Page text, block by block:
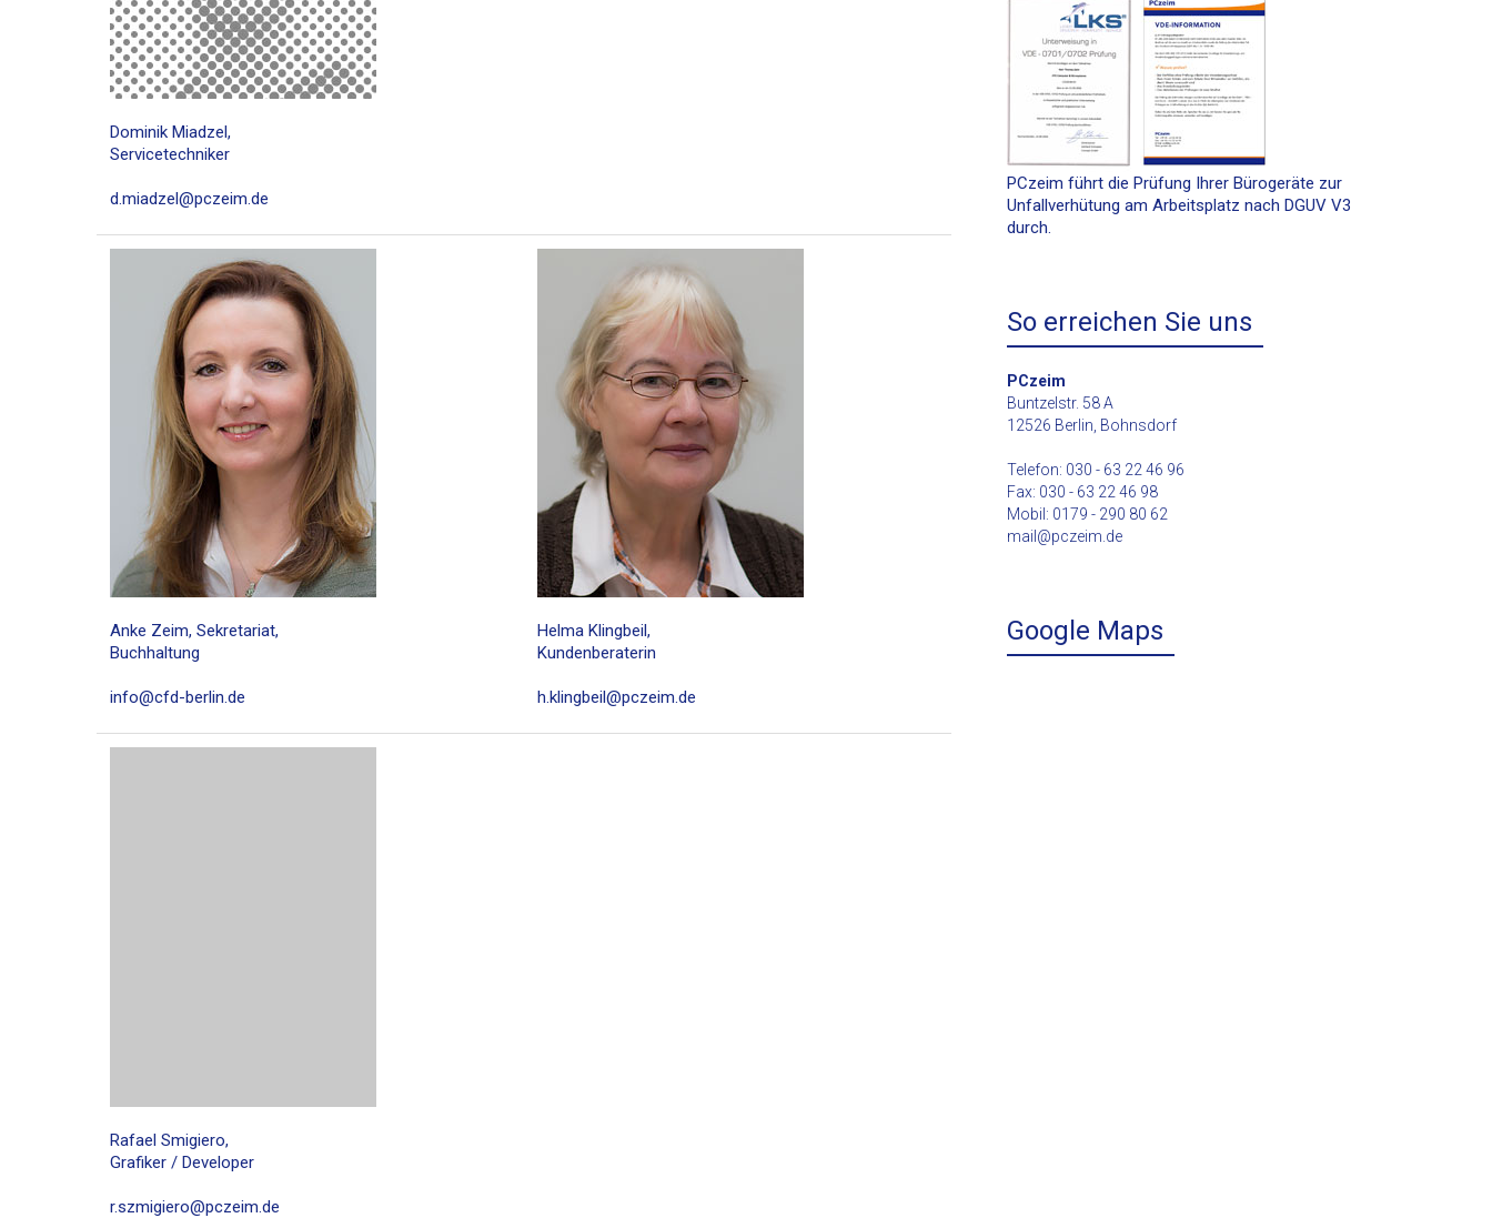
Dominik Miadzel,
Servicetechniker
d.miadzel@pczeim.de
Anke Zeim, Sekretariat,
Buchhaltung
info@cfd-berlin.de
Helma Klingbeil,
Kundenberaterin
h.klingbeil@pczeim.de
Rafael Smigiero,
Grafiker / Developer
r.szmigiero@pczeim.de
PCzeim führt die Prüfung Ihrer Bürogeräte zur
Unfallverhütung am Arbeitsplatz nach DGUV V3
durch.
So erreichen Sie uns
PCzeim
Buntzelstr. 58 A
12526 Berlin, Bohnsdorf
Telefon: 030 - 63 22 46 96
Fax: 030 - 63 22 46 98
Mobil: 0179 - 290 80 62
mail@pczeim.de
Google Maps